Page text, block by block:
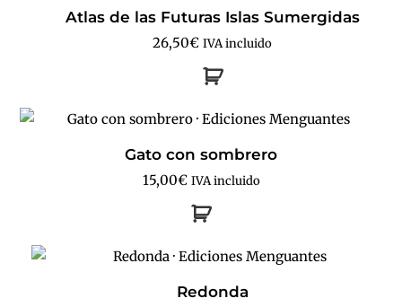
Atlas de las Futuras Islas Sumergidas
26,50€ IVA incluido
Gato con sombrero
15,00€ IVA incluido
Redonda